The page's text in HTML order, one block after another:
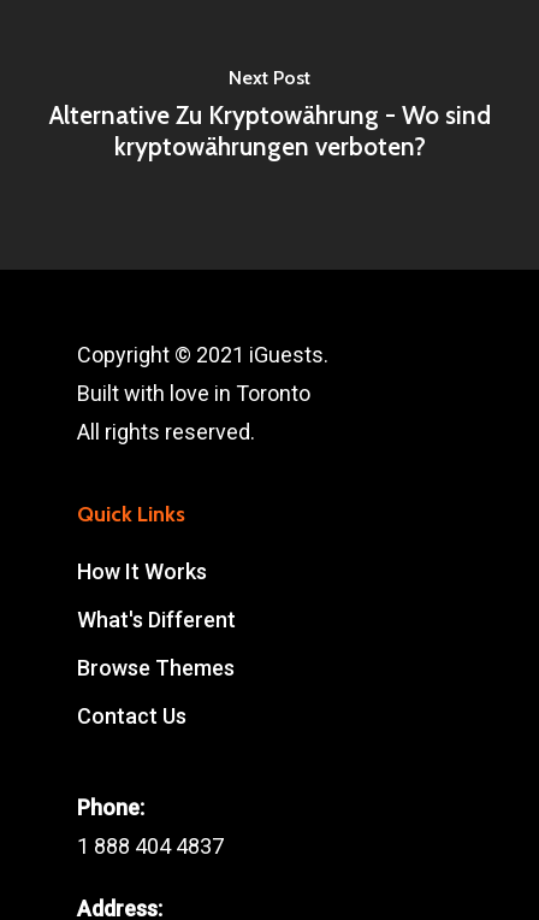
Next Post
Alternative Zu Kryptowährung - Wo sind
kryptowährungen verboten?
Copyright © 2021 iGuests.
Built with love in Toronto
All rights reserved.
Quick Links
How It Works
What's Different
Browse Themes
Contact Us
Phone:
1 888 404 4837
Address: